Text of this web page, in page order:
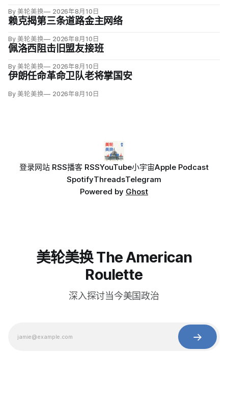
游荡和强制治疗等政策，并预先同意在暴力犯罪或「公共骚
乱」激增时偿还未来联邦介入成本。
By 美轮美换 2026年8月10日
赖克揭第三条道路金主网络
By 美轮美换 2026年8月10日
佩洛西阻击旧盟友接班
By 美轮美换 2026年8月10日
伊朗任命革命卫队老将掌国安
By 美轮美换 2026年8月10日
登录网站 RSS播客 RSSYouTube小宇宙Apple Podcast
SpotifyThreadsTelegram
Powered by Ghost
美轮美换 The American
Roulette
深入探讨当今美国政治